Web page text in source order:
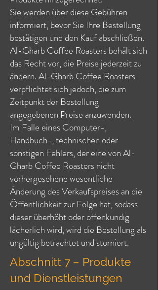
Sie werden über diese Gebühren
informiert, bevor Sie Ihre Bestellung
bestätigen und den Kauf abschließen.
Al-Gharb Coffee Roasters behält sich
das Recht vor, die Preise jederzeit zu
ändern. Al-Gharb Coffee Roasters
verpflichtet sich jedoch, die zum
Zeitpunkt der Bestellung
angegebenen Preise anzuwenden.
Im Falle eines Computer-,
Handbuch-, technischen oder
sonstigen Fehlers, der eine von Al-
Gharb Coffee Roasters nicht
vorhergesehene wesentliche
Änderung des Verkaufspreises an die
Öffentlichkeit zur Folge hat, sodass
dieser überhöht oder offenkundig
lächerlich wird, wird die Bestellung als
ungültig betrachtet und storniert.
Abschnitt 7 – Produkte
und Dienstleistungen